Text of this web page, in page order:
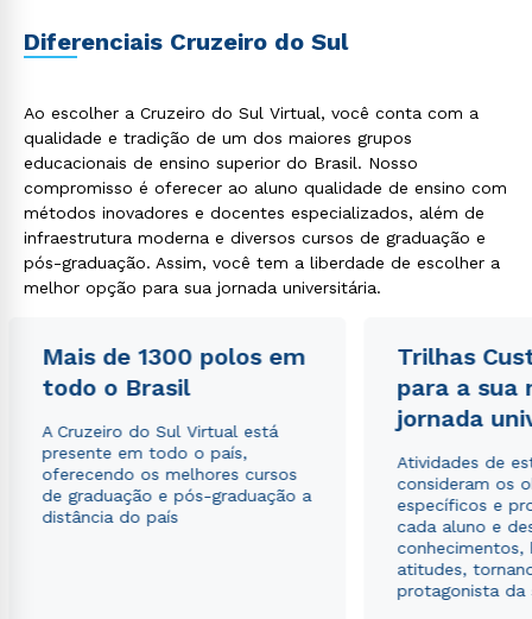
Diferenciais Cruzeiro do Sul
Ao escolher a Cruzeiro do Sul Virtual, você conta com a
qualidade e tradição de um dos maiores grupos
educacionais de ensino superior do Brasil. Nosso
compromisso é oferecer ao aluno qualidade de ensino com
métodos inovadores e docentes especializados, além de
infraestrutura moderna e diversos cursos de graduação e
pós-graduação. Assim, você tem a liberdade de escolher a
melhor opção para sua jornada universitária.
Mais de 1300 polos em
todo o Brasil
A Cruzeiro do Sul Virtual está
presente em todo o país,
oferecendo os melhores cursos
de graduação e pós-graduação a
distância do país
Trilhas
para a sua
jornada
Atividades de
consideram os
específicos e
cada aluno e
conhecimentos,
atitudes,
protagonista da